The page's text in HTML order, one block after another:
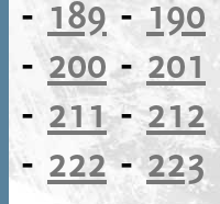
- 189- 190
-200-201
- 211-212
- 222-223